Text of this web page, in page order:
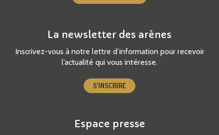
La newsletter des arènes
Inscrivez-vous à notre lettre d’information pour recevoir
l’actualité qui vous intéresse.
S’INSCRIRE
Espace presse